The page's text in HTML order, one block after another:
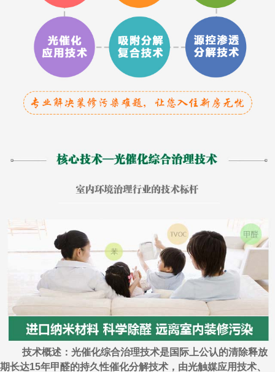
技术概述：光催化综合治理技术是国际上公认的清除释放
期长达15年甲醛的持久性催化分解技术，由光触媒应用技术、